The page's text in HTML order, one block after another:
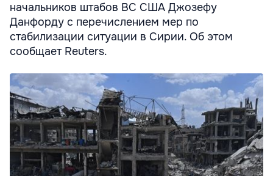
начальников штабов ВС США Джозефу
Данфорду с перечислением мер по
стабилизации ситуации в Сирии. Об этом
сообщает Reuters.